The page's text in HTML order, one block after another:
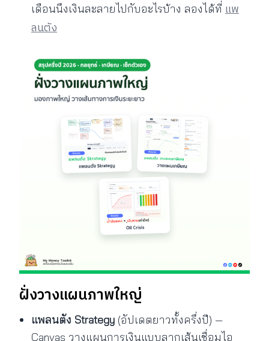
เดือนนึงเงินละลายไปกับอะไรบ้าง ลองได้ที่ แพ
ลนตัง
ฝั่งวางแผนภาพใหญ่
แพลนตัง Strategy (อัปเดตยาวทั้งครึ่งปี) —
Canvas วางแผนการเงินแบบลากเส้นเชื่อมไอ